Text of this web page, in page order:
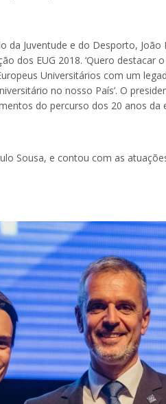
Juventude e do Desporto, João
dos EUG 2018. ‘Quero destacar
Universitários com um
no nosso País’. O
do percurso dos 20 anos da
Sousa, e contou com as